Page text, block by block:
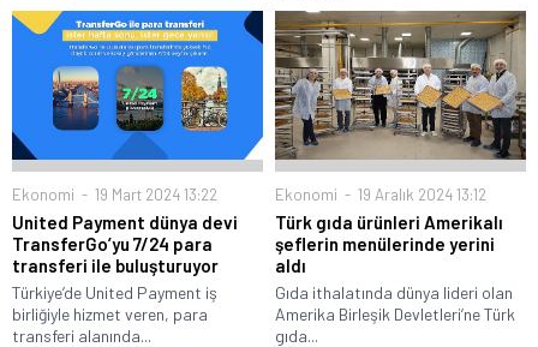
Ekonomi 19 Mart 2024 13:22
United Payment dünya devi
TransferGo’yu 7/24 para
transferi ile buluşturuyor
Türkiye’de United Payment iş
birliğiyle hizmet veren, para
transferi alanında...
Ekonomi 19 Aralık 2024 13:12
Türk gıda ürünleri Amerikalı
şeflerin menülerinde yerini
aldı
Gıda ithalatında dünya lideri olan
Amerika Birleşik Devletleri’ne Türk
gıda...